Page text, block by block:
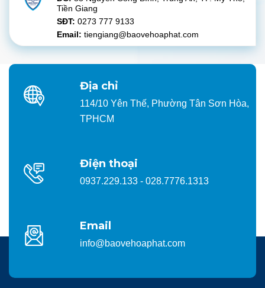
Tiền Giang
SĐT: 0273 777 9133
Email: tiengiang@baovehoaphat.com
Địa chỉ
114/10 Yên Thế, Phường Tân Sơn Hòa,
TPHCM
Điện thoại
0937.229.133 - 028.7776.1313
Email
info@baovehoaphat.com